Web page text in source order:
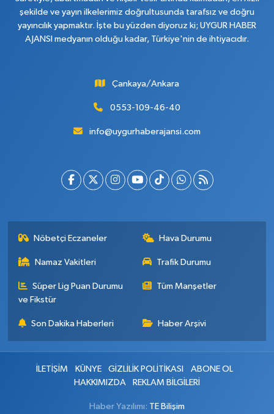
şekilde ve yayın ilkelerimiz doğrultusunda tarafsız ve doğru
yayıncılık yapmaktır. İşte bu yüzden diyoruz ki; UYGUR HABER
AJANSI medyanın olduğu kadar, Türkiye'nin de ihtiyacıdır.
Çankaya/Ankara
0553-109-46-40
info@uygurhaberajansi.com
Nöbetçi Eczaneler Hava Durumu
Namaz Vakitleri Trafik Durumu
Süper Lig Puan Durumu
ve Fikstür
Tüm Manşetler
Son Dakika Haberleri Haber Arşivi
İLETİŞİM KÜNYE GİZLİLİK POLİTİKASI
ABONE OL
HAKKIMIZDA
REKLAM BİLGİLERİ
Haber Yazılımı: TE Bilişim